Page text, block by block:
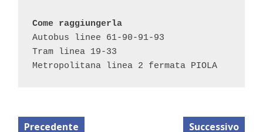
Come raggiungerla
Autobus linee 61-90-91-93
Tram linea 19-33
Metropolitana linea 2 fermata PIOLA
Precedente Successivo